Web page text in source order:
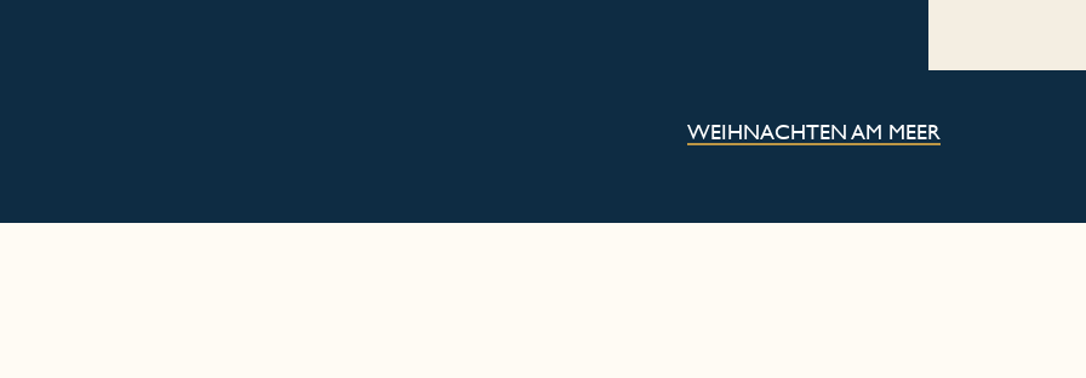
WEIHNACHTEN AM MEER